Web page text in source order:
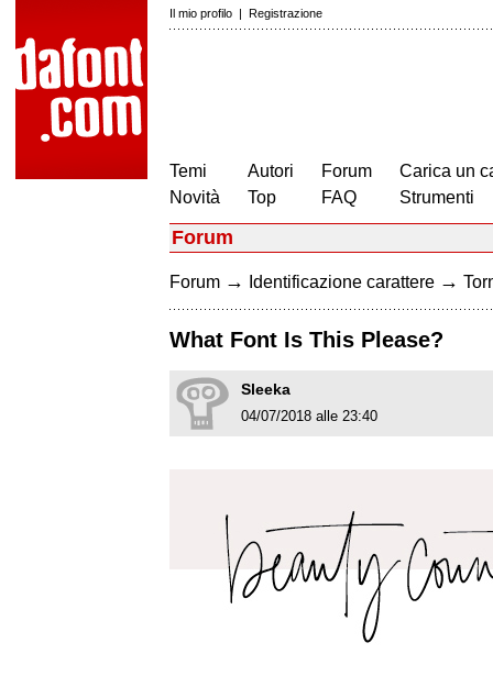
Il mio profilo | Registrazione
Temi
Novità
Autori
Top
Forum
FAQ
Carica un
Strumenti
Forum
Forum → Identificazione carattere →
What Font Is This Please?
Sleeka
04/07/2018 alle 23:40